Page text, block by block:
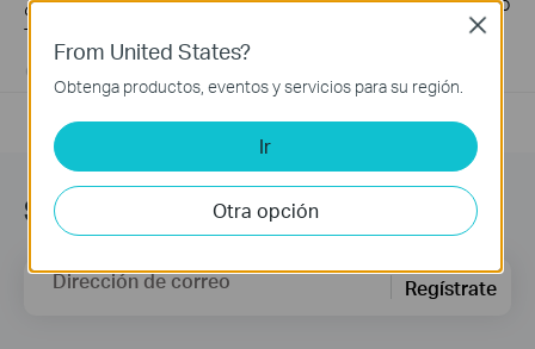
TP-Link?
Suscripción
Dirección de correo Regístrate
From United States?
Obtenga productos, eventos y servicios para su región.
Ir
Otra opción
Close